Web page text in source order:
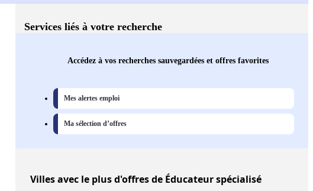
Services liés à votre recherche
Accédez à vos recherches sauvegardées et offres favorites
Mes alertes emploi
Ma sélection d’offres
Villesavec le plus d'offres de Éducateur spécialisé